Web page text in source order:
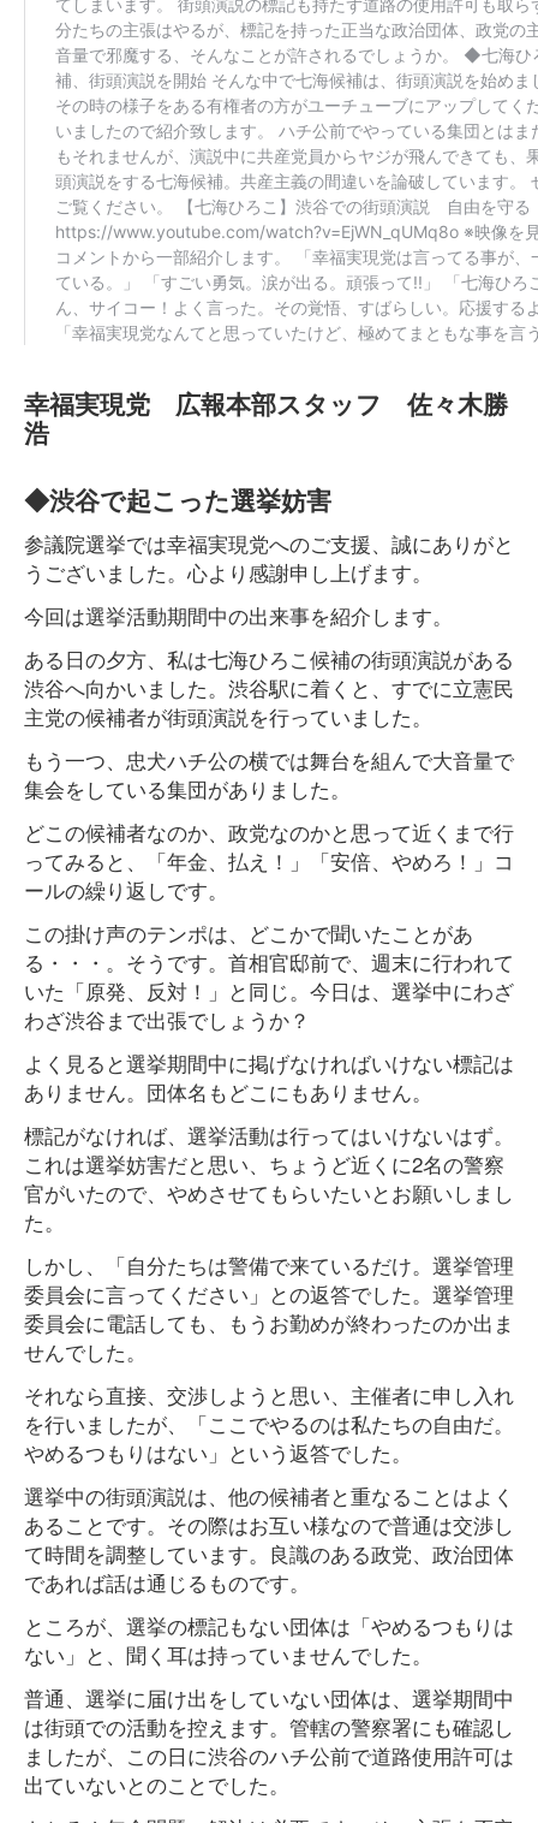
幸福実現党 広報本部スタッフ 佐々木勝
浩
◆渋谷で起こった選挙妨害
参議院選挙では幸福実現党へのご支援、誠にありがと
うございました。心より感謝申し上げます。
今回は選挙活動期間中の出来事を紹介します。
ある日の夕方、私は七海ひろこ候補の街頭演説がある
渋谷へ向かいました。渋谷駅に着くと、すでに立憲民
主党の候補者が街頭演説を行っていました。
もう一つ、忠犬ハチ公の横では舞台を組んで大音量で
集会をしている集団がありました。
どこの候補者なのか、政党なのかと思って近くまで行
ってみると、「年金、払え！」「安倍、やめろ！」コ
ールの繰り返しです。
この掛け声のテンポは、どこかで聞いたことがあ
る・・・。そうです。首相官邸前で、週末に行われて
いた「原発、反対！」と同じ。今日は、選挙中にわざ
わざ渋谷まで出張でしょうか？
よく見ると選挙期間中に掲げなければいけない標記は
ありません。団体名もどこにもありません。
標記がなければ、選挙活動は行ってはいけないはず。
これは選挙妨害だと思い、ちょうど近くに2名の警察
官がいたので、やめさせてもらいたいとお願いしまし
た。
しかし、「自分たちは警備で来ているだけ。選挙管理
委員会に言ってください」との返答でした。選挙管理
委員会に電話しても、もうお勤めが終わったのか出ま
せんでした。
それなら直接、交渉しようと思い、主催者に申し入れ
を行いましたが、「ここでやるのは私たちの自由だ。
やめるつもりはない」という返答でした。
選挙中の街頭演説は、他の候補者と重なることはよく
あることです。その際はお互い様なので普通は交渉し
て時間を調整しています。良識のある政党、政治団体
であれば話は通じるものです。
ところが、選挙の標記もない団体は「やめるつもりは
ない」と、聞く耳は持っていませんでした。
普通、選挙に届け出をしていない団体は、選挙期間中
は街頭での活動を控えます。管轄の警察署にも確認し
ましたが、この日に渋谷のハチ公前で道路使用許可は
出ていないとのことでした。